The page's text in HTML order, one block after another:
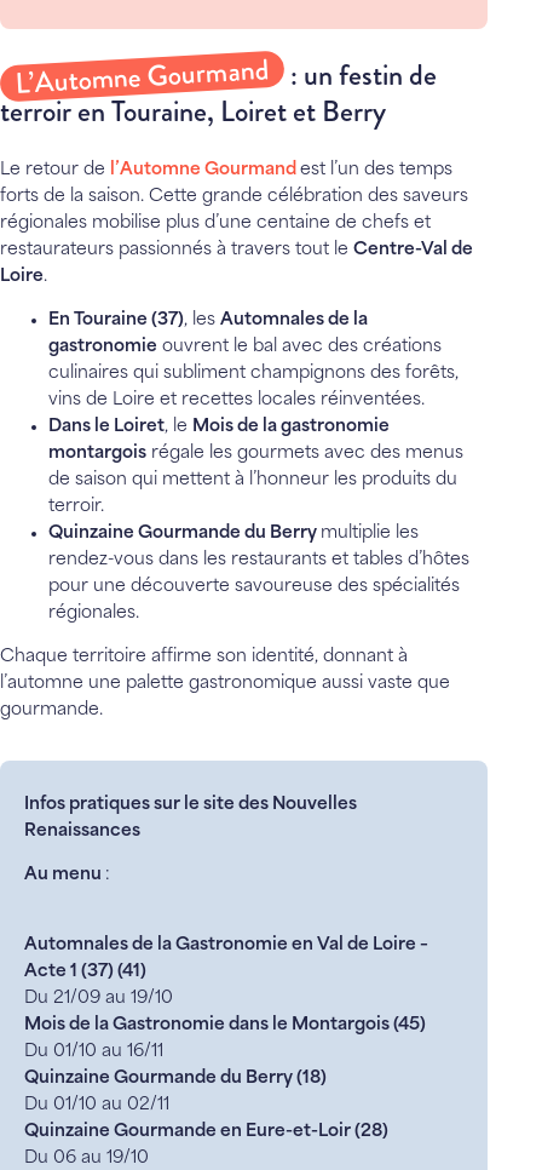
L’Automne Gourmand : un festin de
terroir en Touraine, Loiret et Berry
Le retour de l’Automne Gourmand est l’un des temps
forts de la saison. Cette grande célébration des saveurs
régionales mobilise plus d’une centaine de chefs et
restaurateurs passionnés à travers tout le Centre-Val de
Loire.
En Touraine (37), les Automnales de la
gastronomie ouvrent le bal avec des créations
culinaires qui subliment champignons des forêts,
vins de Loire et recettes locales réinventées.
Dans le Loiret, le Mois de la gastronomie
montargois régale les gourmets avec des menus
de saison qui mettent à l’honneur les produits du
terroir.
Quinzaine Gourmande du Berry multiplie les
rendez-vous dans les restaurants et tables d’hôtes
pour une découverte savoureuse des spécialités
régionales.
Chaque territoire affirme son identité, donnant à
l’automne une palette gastronomique aussi vaste que
gourmande.
Infos pratiques sur le site des Nouvelles
Renaissances
Au menu :
Automnales de la Gastronomie en Val de Loire –
Acte 1 (37) (41)
Du 21/09 au 19/10
Mois de la Gastronomie dans le Montargois (45)
Du 01/10 au 16/11
Quinzaine Gourmande du Berry (18)
Du 01/10 au 02/11
Quinzaine Gourmande en Eure-et-Loir (28)
Du 06 au 19/10